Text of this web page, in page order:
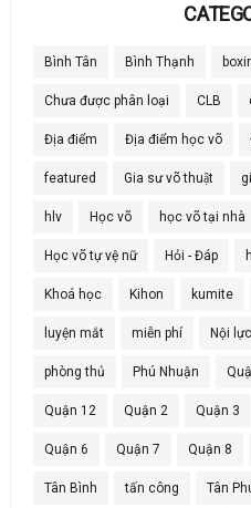
Bình Tân Bình Thạnh
Chưa được phân loại CLB
Địa điểm Địa điểm học võ
featured Gia sư võ thuật
hlv Học võ học võ tại nhà
Học võ tự vệ nữ Hỏi - Đáp
Khoá học Kihon kumite
luyện mắt miễn phí Nội lực
phòng thủ Phú Nhuận
Quận 12 Quận 2 Quận 3
Quận 6 Quận 7 Quận 8
Tân Bình tấn công Tân